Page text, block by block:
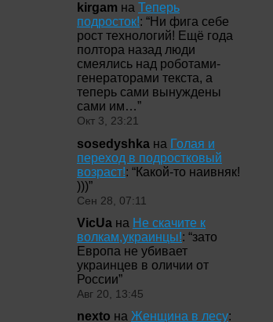
kirgam на Теперь
подросток!: “Ни фига себе
рост технологий! Ещё года
полтора назад люди
смеялись над роботами-
генераторами текста, а
теперь сами вынуждены
сами им…”
Окт 3, 23:21
sosedyshka на Голая и
переход в подростковый
возраст!: “Какой-то наивняк!
)))”
Сен 28, 07:11
VicUa на Не скачите к
волкам,украинцы!: “зато
Европа не убивает
украинцев в оличии от
России”
Авг 20, 13:45
nexto на Женщина в лесу: